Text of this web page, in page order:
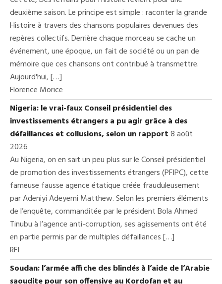
deuxième saison. Le principe est simple : raconter la grande
Histoire à travers des chansons populaires devenues des
repères collectifs. Derrière chaque morceau se cache un
événement, une époque, un fait de société ou un pan de
mémoire que ces chansons ont contribué à transmettre.
Aujourd'hui, […]
Florence Morice
Nigeria: le vrai-faux Conseil présidentiel des
investissements étrangers a pu agir grâce à des
défaillances et collusions, selon un rapport8 août
2026
Au Nigeria, on en sait un peu plus sur le Conseil présidentiel
de promotion des investissements étrangers (PFIPC), cette
fameuse fausse agence étatique créée frauduleusement
par Adeniyi Adeyemi Matthew. Selon les premiers éléments
de l’enquête, commanditée par le président Bola Ahmed
Tinubu à l’agence anti-corruption, ses agissements ont été
en partie permis par de multiples défaillances […]
RFI
Soudan: l’armée affiche des blindés à l’aide de l’Arabie